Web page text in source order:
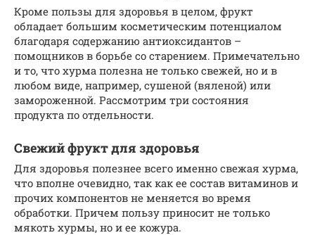
Кроме пользы для здоровья в целом, фрукт
обладает большим косметическим потенциалом
благодаря содержанию антиоксидантов –
помощников в борьбе со старением. Примечательно
и то, что хурма полезна не только свежей, но и в
любом виде, например, сушеной (вяленой) или
замороженной. Рассмотрим три состояния
продукта по отдельности.
Свежий фрукт для здоровья
Для здоровья полезнее всего именно свежая хурма,
что вполне очевидно, так как ее состав витаминов и
прочих компонентов не меняется во время
обработки. Причем пользу приносит не только
мякоть хурмы, но и ее кожура.